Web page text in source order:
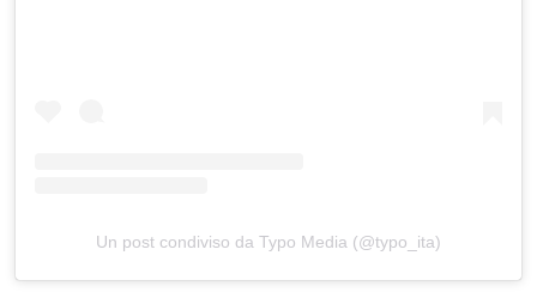
Un post condiviso da Typo Media (@typo_ita)